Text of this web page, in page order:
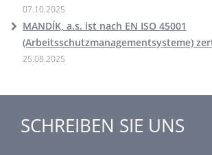
07.10.2025
MANDÍK, a.s. ist nach EN ISO 45001
(Arbeitsschutzmanagementsysteme)
25.08.2025
SCHREIBEN SIE UNS